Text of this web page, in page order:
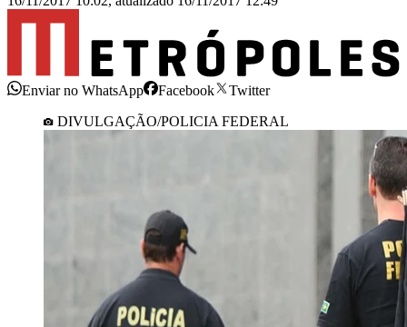
Enviar no WhatsApp Facebook
Twitter
DIVULGAÇÃO/POLICIA FEDERAL